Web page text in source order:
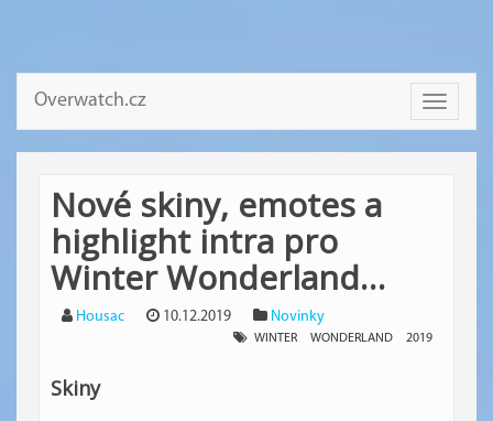
Toggle
Overwatch.cz
Nové skiny, emotes a
highlight intra pro
Winter Wonderland…
Housac 10.12.2019 Novinky
WINTER WONDERLAND 2019
Skiny